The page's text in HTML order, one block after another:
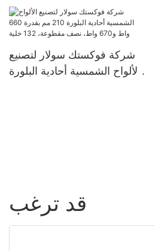
تحويل الطاقة الشمسية
الكهروضوئية خارج الشبكة،
وأجهزة التحويل الهجينة بقدرة
8.2 كيلوواط و10.2 كيلوواط
شركة فوكستك سولار لتصنيع
الألواح الشمسية أحادية البلورة
قد ترغب